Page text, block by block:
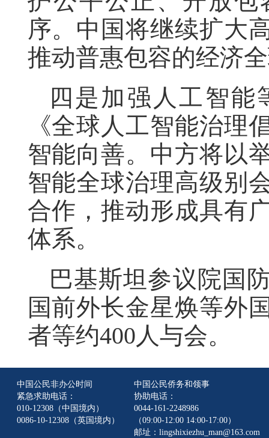
序。中国将继续扩大
推动普惠包容的经济
四是加强人工智
《全球人工智能治理
智能向善。中方将以
智能全球治理高级别
合作，推动形成具有
体系。
巴基斯坦参议院国
国前外长金星焕等外
者等约400人与会。
中国公民非办公时间
紧急求助电话：
010-12308（中国境内）
0086-10-12308（英国境内）
中国公民侨务和领事
协助电话：
0044-161-2248986
（09:00-12:00 14:00-17:00）
邮址：lingshixiezhu_man@163.com